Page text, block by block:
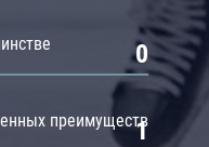
0
преимуществ
1